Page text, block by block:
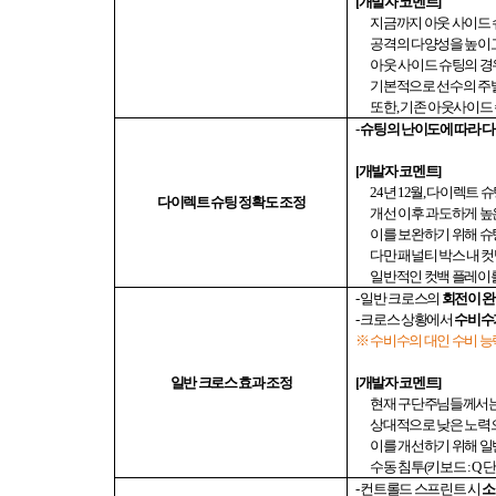
지금까지 아웃 사이드
공격의 다양성을 높이
아웃 사이드 슈팅의
기본적으로 선수의 주
또한,기존 아웃사이드
다이렉트 슈팅 정확도 조정
-슈팅의 난이도에 따라
[개발자 코멘트]
24년 12월,다이렉트
개선 이후 과도하게
이를 보완하기 위해
다만 패널티 박스 내
일반적인 컷백 플레이
일반 크로스 효과 조정
-일반 크로스의 회전이
-크로스 상황에서 수비수
※ 수비수의 대인 수비
[개발자 코멘트]
현재 구단주님들께서
상대적으로 낮은 노력
이를 개선하기 위해
수동 침투(키보드: Q
-컨트롤드 스프린트 시